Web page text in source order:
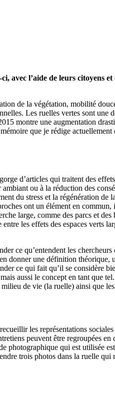
avec l’aide de leurs citoyens
de la végétation, mobilité
Les ruelles vertes sont une
montre une augmentation
que je rédige
d’articles qui traitent des
ou à la réduction des
du stress et la régénération de
ont un élément en
large, comme des parcs et des
les effets des espaces verts
ce qu’entendent les
donner une définition théorique,
ce qui fait qu’il se considère
aussi le concept en tant que
de vie (la ruelle) ainsi que
les représentations
peuvent être regroupées
photographique qui est utilisée
trois photos dans la ruelle